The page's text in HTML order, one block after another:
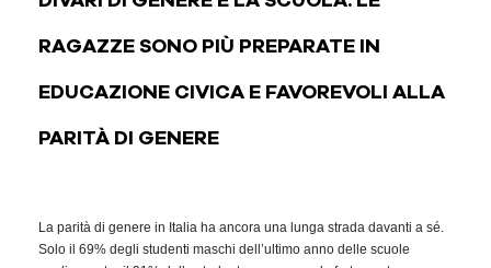
RAGAZZE SONO PIÙ PREPARATE IN
EDUCAZIONE CIVICA E FAVOREVOLI ALLA
PARITÀ DI GENERE
La parità di genere in Italia ha ancora una lunga strada davanti a sé.
Solo il 69% degli studenti maschi dell’ultimo anno delle scuole